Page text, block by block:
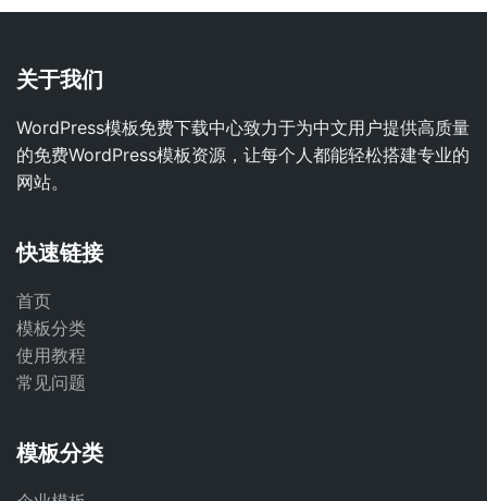
关于我们
WordPress模板免费下载中心致力于为中文用户提供高质量
的免费WordPress模板资源，让每个人都能轻松搭建专业的
网站。
快速链接
首页
模板分类
使用教程
常见问题
模板分类